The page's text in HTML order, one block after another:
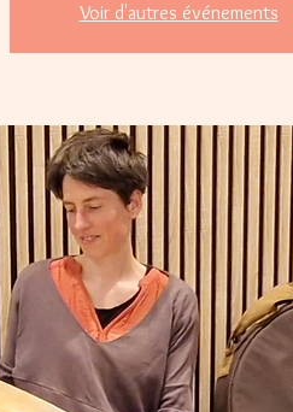
Voir d'autres événements